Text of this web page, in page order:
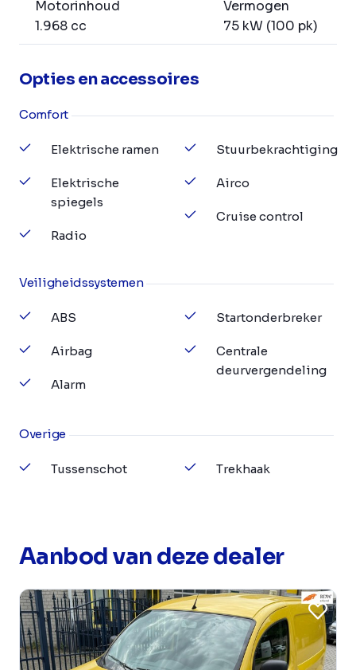
Motorinhoud
1.968 cc
Vermogen
75 kW (100 pk)
Opties en accessoires
Comfort
Elektrische ramen
Elektrische
spiegels
Radio
Stuurbekrachtiging
Airco
Cruise control
Veiligheidssystemen
ABS
Airbag
Alarm
Startonderbreker
Centrale
deurvergendeling
Overige
Tussenschot Trekhaak
Aanbod van deze dealer